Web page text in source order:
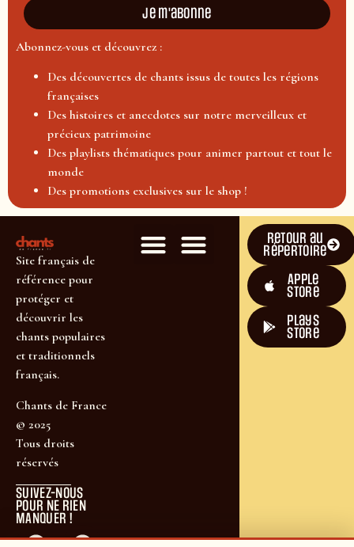
Je m'abonne
Abonnez-vous et découvrez :
Des découvertes de chants issus de toutes les régions
françaises
Des histoires et anecdotes sur notre merveilleux et
précieux patrimoine
Des playlists thématiques pour animer partout et tout le
monde
Des promotions exclusives sur le shop !
Site français de
référence pour
protéger et
découvrir les
chants populaires
et traditionnels
français.
Chants de France
© 2025
Tous droits
réservés
SUIVEZ-NOUS
POUR NE RIEN
MANQUER !
Retour au
répertoire
Apple
Store
plays
store